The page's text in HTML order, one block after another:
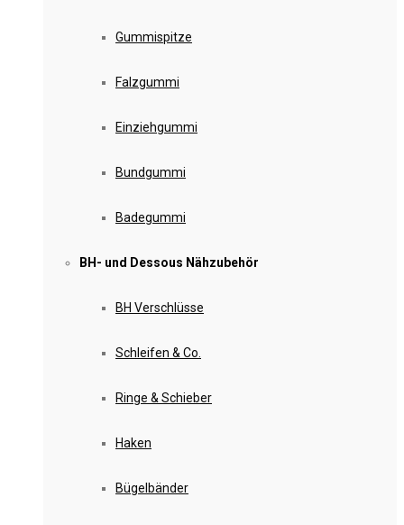
Gummispitze
Falzgummi
Einziehgummi
Bundgummi
Badegummi
BH- und Dessous Nähzubehör
BH Verschlüsse
Schleifen & Co.
Ringe & Schieber
Haken
Bügelbänder